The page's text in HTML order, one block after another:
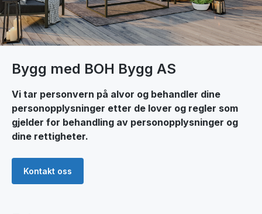
Bygg med BOH Bygg AS
Vi tar personvern på alvor og behandler dine
personopplysninger etter de lover og regler som
gjelder for behandling av personopplysninger og
dine rettigheter.
Kontakt oss